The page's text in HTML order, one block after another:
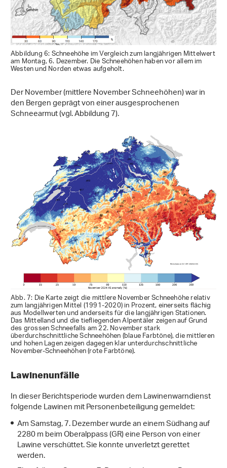
Abbildung 6: Schneehöhe im Vergleich zum langjährigen Mittelwert
am Montag, 6. Dezember. Die Schneehöhen haben vor allem im
Westen und Norden etwas aufgeholt.
Der November (mittlere November Schneehöhen) war in
den Bergen geprägt von einer ausgesprochenen
Schneearmut (vgl. Abbildung 7).
Abb. 7: Die Karte zeigt die mittlere November Schneehöhe relativ
zum langjährigen Mittel (1991-2020) in Prozent, einerseits flächig
aus Modellwerten und anderseits für die langjährigen Stationen.
Das Mittelland und die tiefliegenden Alpentäler zeigen auf Grund
des grossen Schneefalls am 22. November stark
überdurchschnittliche Schneehöhen (blaue Farbtöne), die mittleren
und hohen Lagen zeigen dagegen klar unterdurchschnittliche
November-Schneehöhen (rote Farbtöne).
Lawinenunfälle
In dieser Berichtsperiode wurden dem Lawinenwarndienst
folgende Lawinen mit Personenbeteiligung gemeldet:
Am Samstag, 7. Dezember wurde an einem Südhang auf
2280 m beim Oberalppass (GR) eine Person von einer
Lawine verschüttet. Sie konnte unverletzt gerettet
werden.